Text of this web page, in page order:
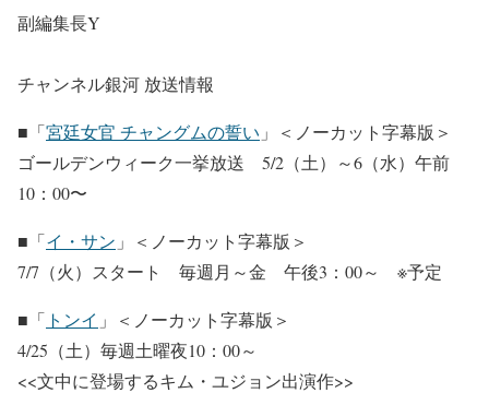
副編集長Y
チャンネル銀河 放送情報
■「宮廷女官 チャングムの誓い 」＜ノーカット字幕版＞
ゴールデンウィーク一挙放送 5/2（土）～6（水）午前
10：00〜
■「イ・サン 」＜ノーカット字幕版＞
7/7（火）スタート 毎週月～金 午後3：00～ ※予定
■「 トンイ 」＜ノーカット字幕版＞
4/25（土）毎週土曜夜10：00～
<<文中に登場するキム・ユジョン出演作>>